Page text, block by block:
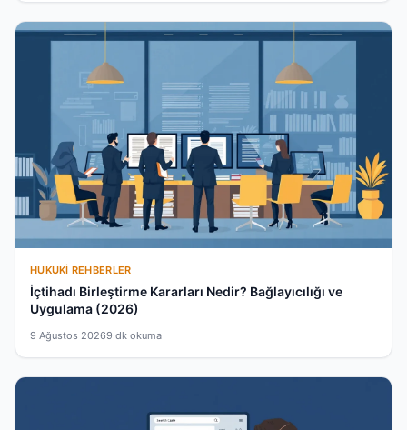
HUKUKI REHBERLER
İçtihadı Birleştirme Kararları Nedir? Bağlayıcılığı ve
Uygulama (2026)
9 Ağustos 20269 dk okuma